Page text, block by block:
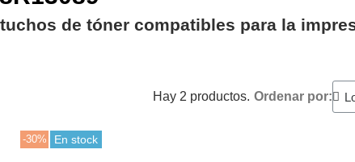
de tóner compatibles para la
Hay 2 productos. Ordenar por:
-30% En stock